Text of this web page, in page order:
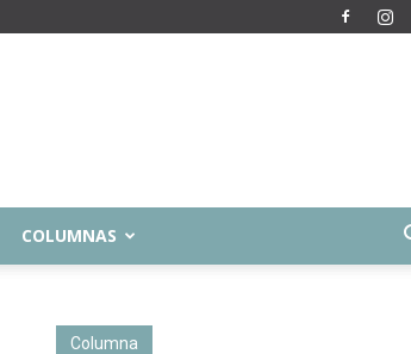
COLUMNAS
Columna